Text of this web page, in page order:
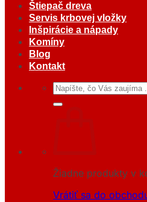
Štiepač dreva
Servis krbovej vložky
Inšpirácie a nápady
Komíny
Blog
Kontakt
Hľadať:
Žiadne produkty v
Vrátiť sa do